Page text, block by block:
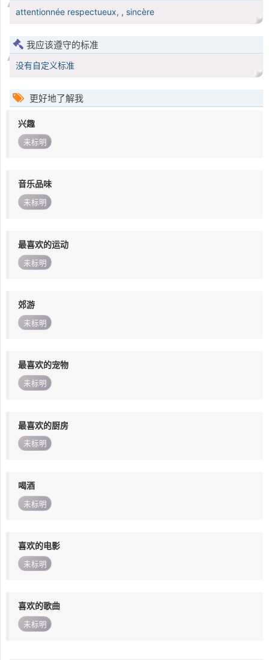
attentionnée respectueux, , sincère
我应该遵守的标准
没有自定义标准
更好地了解我
兴趣
未标明
音乐品味
未标明
最喜欢的运动
未标明
郊游
未标明
最喜欢的宠物
未标明
最喜欢的厨房
未标明
喝酒
未标明
喜欢的电影
未标明
喜欢的歌曲
未标明